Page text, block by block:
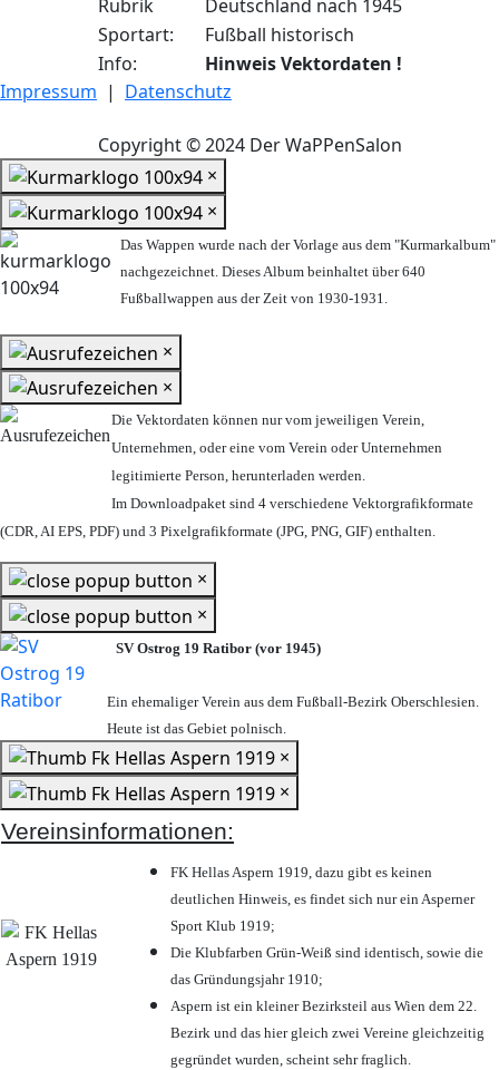
Rubrik
Deutschland nach 1945
Sportart:
Fußball historisch
Info:
Hinweis Vektordaten !
Impressum | Datenschutz
Copyright © 2024 Der WaPPenSalon
×
×
Das Wappen wurde nach der Vorlage aus dem "Kurmarkalbum"
nachgezeichnet. Dieses Album beinhaltet über 640
Fußballwappen aus der Zeit von 1930-1931.
×
×
Die Vektordaten können nur vom jeweiligen Verein,
Unternehmen, oder eine vom Verein oder Unternehmen
legitimierte Person, herunterladen werden.
Im Downloadpaket sind 4 verschiedene Vektorgrafikformate
(CDR, AI EPS, PDF) und 3 Pixelgrafikformate (JPG, PNG, GIF) enthalten.
×
×
SV Ostrog 19 Ratibor (vor 1945)
Ein ehemaliger Verein aus dem Fußball-Bezirk Oberschlesien.
Heute ist das Gebiet polnisch.
×
×
Vereinsinformationen:
FK Hellas Aspern 1919, dazu gibt es keinen
deutlichen Hinweis, es findet sich nur ein Asperner
Sport Klub 1919;
Die Klubfarben Grün-Weiß sind identisch, sowie die
das Gründungsjahr 1910;
Aspern ist ein kleiner Bezirksteil aus Wien dem 22.
Bezirk und das hier gleich zwei Vereine gleichzeitig
gegründet wurden, scheint sehr fraglich.